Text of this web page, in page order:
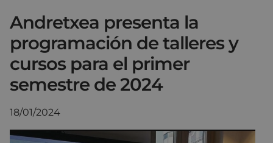
Andretxea presenta la
programación de talleres y
cursos para el primer
semestre de 2024
18/01/2024